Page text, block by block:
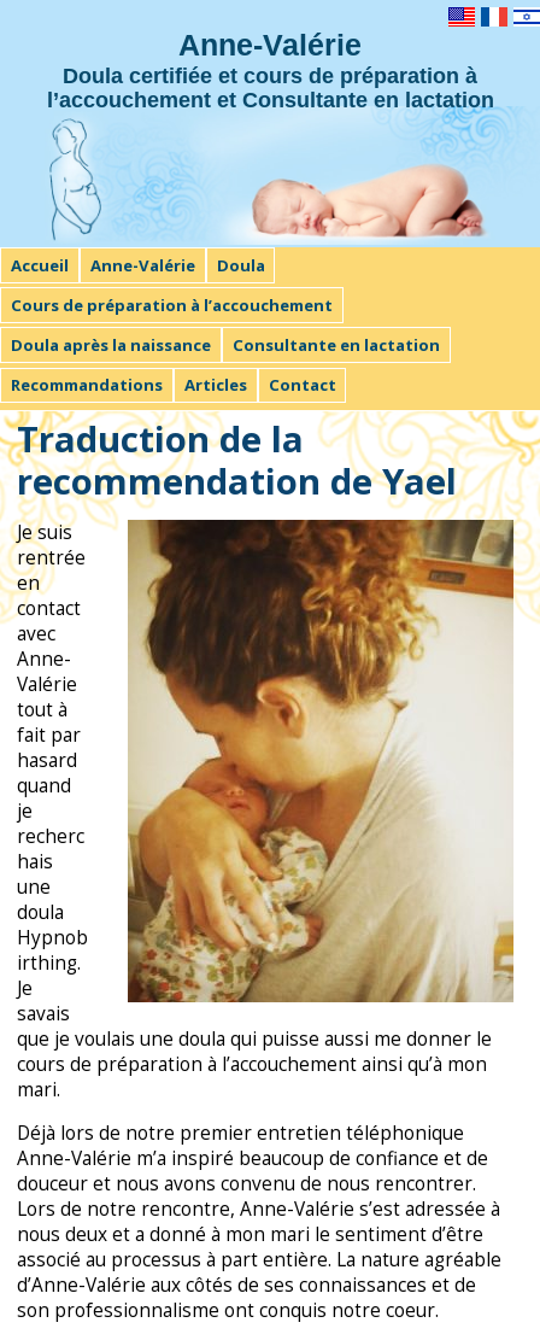
Anne-Valérie
Doula certifiée et cours de préparation à
l’accouchement et Consultante en lactation
Aller au contenu principal
Accueil Anne-Valérie
Doula
Cours de préparation à l’accouchement
Doula après la naissance
Consultante en lactation
Recommandations
Articles Contact
Traduction de la
recommendation de Yael
Je suis
rentrée
en
contact
avec
Anne-
Valérie
tout à
fait par
hasard
quand
je
recherc
hais
une
doula
Hypnob
irthing.
Je
savais
que je voulais une doula qui puisse aussi me donner le
cours de préparation à l’accouchement ainsi qu’à mon
mari.
Déjà lors de notre premier entretien téléphonique
Anne-Valérie m’a inspiré beaucoup de confiance et de
douceur et nous avons convenu de nous rencontrer.
Lors de notre rencontre, Anne-Valérie s’est adressée à
nous deux et a donné à mon mari le sentiment d’être
associé au processus à part entière. La nature agréable
d’Anne-Valérie aux côtés de ses connaissances et de
son professionnalisme ont conquis notre coeur.